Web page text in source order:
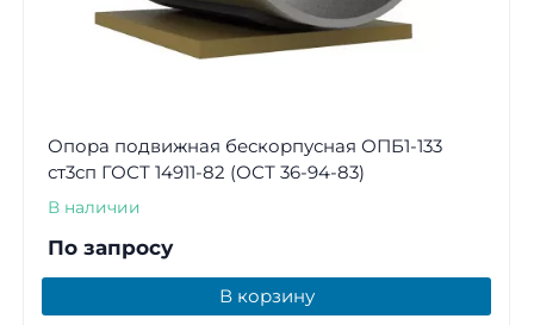
Опора подвижная бескорпусная ОПБ1-133
ст3сп ГОСТ 14911-82 (ОСТ 36-94-83)
В наличии
По запросу
В корзину